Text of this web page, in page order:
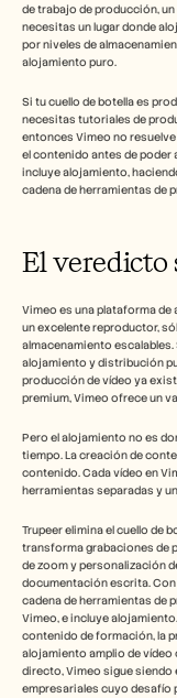
de trabajo de producción,
necesitas un lugar donde
por niveles de
alojamiento puro.
Si tu cuello de botella es
necesitas tutoriales de
entonces Vimeo no
el contenido antes de poder
incluye alojamiento,
cadena de herramientas de
El veredicto
Vimeo es una plataforma
un excelente reproductor,
almacenamiento
alojamiento y distribución
producción de vídeo ya
premium, Vimeo ofrece un
Pero el alojamiento no es
tiempo. La creación de
contenido. Cada vídeo en
herramientas separadas y
Trupeer elimina el cuello de
transforma grabaciones de
de zoom y personalización
documentación escrita. Con
cadena de herramientas de
Vimeo, e incluye
contenido de formación, la
alojamiento amplio de
directo, Vimeo sigue siendo
empresariales cuyo desafío